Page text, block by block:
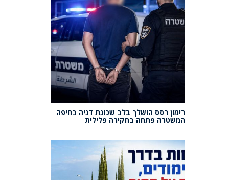
רימון רסס הושלך בלב שכונת דניה בחיפה
המשטרה פתחה בחקירה פלילית